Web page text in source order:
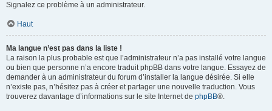
Signalez ce problème à un administrateur.
Haut
Ma langue n’est pas dans la liste !
La raison la plus probable est que l’administrateur n’a pas installé votre langue
ou bien que personne n’a encore traduit phpBB dans votre langue. Essayez de
demander à un administrateur du forum d’installer la langue désirée. Si elle
n’existe pas, n’hésitez pas à créer et partager une nouvelle traduction. Vous
trouverez davantage d’informations sur le site Internet de phpBB®.